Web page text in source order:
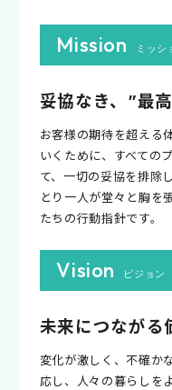
Mission ミッシ
妥協なき、”最
お客様の期待を超える
いくために、すべての
て、一切の妥協を排除
とり一人が堂々と胸を
たちの行動指針です。
Vision ビジョン
未来につながる
変化が激しく、不確か
応し、人々の暮らしを